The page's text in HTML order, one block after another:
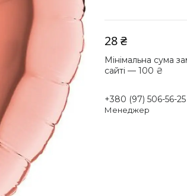
28 ₴
Мінімальна сума
сайті — 100 ₴
+380 (97) 506-56-25
Менеджер